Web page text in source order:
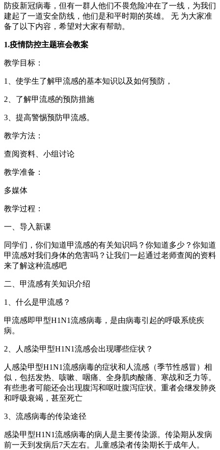
防疫新冠病毒，但有一群人他们不畏危险冲在了一线，为我们
建起了一道安全防线，他们是和平时期的英雄。 无 为大家准
备了以下内容，希望对大家有帮助。
1.疫情防控主题班会教案
教学目标：
1、使学生了解甲流感的基本知识以及如何预防，
2、了解甲流感的预防措施
3、提高警惕预防甲流感。
教学方法：
查阅资料、小组讨论
教学准备：
多媒体
教学过程：
一、导入新课
同学们，你们知道甲流感的有关知识吗？你知道多少？你知道
甲流感对我们身体的危害吗？让我们一起通过老师查阅的资料
来了解这种流感吧
二、甲流感有关知识介绍
1、什么是甲流感？
甲流感即甲型H1N1流感病毒，是由病毒引起的呼吸系统疾
病。
2、人感染甲型H1N1流感会出现哪些症状？
人感染甲型H1N1流感病毒的症状和人流感（季节性感冒）相
似，包括发热、咳嗽、咽痛、全身肌肉酸痛、寒战和乏力等。
有些患者可能还会出现腹泻和呕吐腹泻症状。重者会继发肺炎
和呼吸衰竭，甚至死亡
3、流感病毒的传染途径
感染甲型H1N1流感病毒的病人是主要传染源。传染期从发病
前一天到发病后7天左右。儿童感染者传染期长于成年人。